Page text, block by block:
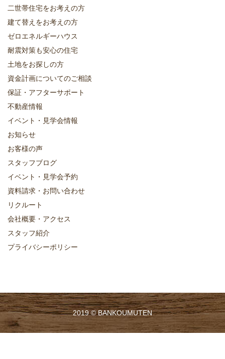
二世帯住宅をお考えの方
建て替えをお考えの方
ゼロエネルギーハウス
耐震対策も安心の住宅
土地をお探しの方
資金計画についてのご相談
保証・アフターサポート
不動産情報
イベント・見学会情報
お知らせ
お客様の声
スタッフブログ
イベント・見学会予約
資料請求・お問い合わせ
リクルート
会社概要・アクセス
スタッフ紹介
プライバシーポリシー
2019 ©BANKOUMUTEN